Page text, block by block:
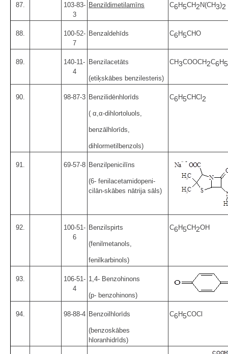
87.
103-83-
3
Benzildimetilamīns C6H5CH2N(CH3)2
88.
100-52-
7
Benzaldehīds C6H5CHO
89.
140-11-
4
Benzilacetāts
(etiķskābes benzilesteris)
CH3COOCH2C6H5
90. 98-87-3 Benzilidēnhlorīds
( α,α-dihlortoluols,
benzālhlorīds,
dihlormetilbenzols)
C6H5CHCl2
91. 69-57-8 Benzilpenicilīns
(6- fenilacetamidopeni-
cilān-skābes nātrija sāls)
92.
100-51-
6
Benzilspirts
(fenilmetanols,
fenilkarbinols)
C6H5CH2OH
93.
106-51-
4
1,4- Benzohinons
(p- benzohinons)
94. 98-88-4 Benzoilhlorīds
(benzoskābes
hloranhidrīds)
C6H5COCl